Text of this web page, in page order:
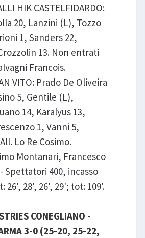
HIK CASTELFIDARDO:
20, Lanzini (L), Tozzo
1, Sanders 22,
13. Non entrati
Francois.
VITO: Prado De Oliveira
5, Gentile (L),
14, Karalyus 13,
1, Vanni 5,
Lo Re Cosimo.
Montanari, Francesco
Spettatori 400, incasso
26', 28', 26', 29'; tot: 109'.
CONEGLIANO -
3-0 (25-20, 25-22,